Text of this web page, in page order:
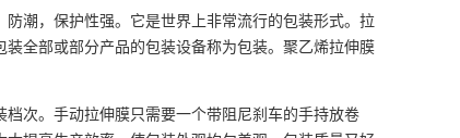
潮，保护性强。它是世界上非常流行的包装形式。拉
全部或部分产品的包装设备称为包装。聚乙烯拉伸膜
次。手动拉伸膜只需要一个带阻尼刹车的手持放卷